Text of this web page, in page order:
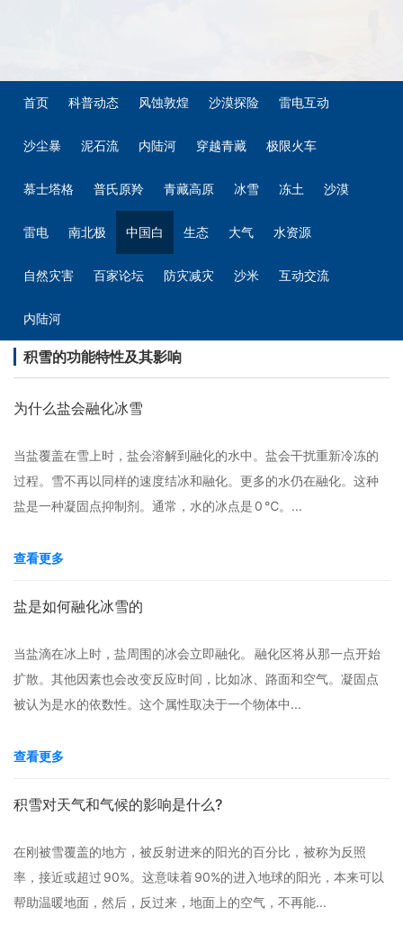
首页 科普动态 风蚀敦煌 沙漠探险 雷电互动
沙尘暴 泥石流 内陆河 穿越青藏 极限火车
慕士塔格 普氏原羚 青藏高原 冰雪 冻土 沙漠
雷电 南北极 中国白 生态 大气 水资源
自然灾害 百家论坛 防灾减灾 沙米 互动交流
内陆河
积雪的功能特性及其影响
为什么盐会融化冰雪
当盐覆盖在雪上时，盐会溶解到融化的水中。盐会干扰重新冷冻的
过程。雪不再以同样的速度结冰和融化。更多的水仍在融化。这种
盐是一种凝固点抑制剂。通常，水的冰点是 0 ℃。...
查看更多
盐是如何融化冰雪的
当盐滴在冰上时，盐周围的冰会立即融化。 融化区将从那一点开始
扩散。其他因素也会改变反应时间，比如冰、路面和空气。凝固点
被认为是水的依数性。这个属性取决于一个物体中...
查看更多
积雪对天气和气候的影响是什么?
在刚被雪覆盖的地方，被反射进来的阳光的百分比，被称为反照
率，接近或超过 90%。这意味着 90%的进入地球的阳光，本来可以
帮助温暖地面，然后，反过来，地面上的空气，不再能...